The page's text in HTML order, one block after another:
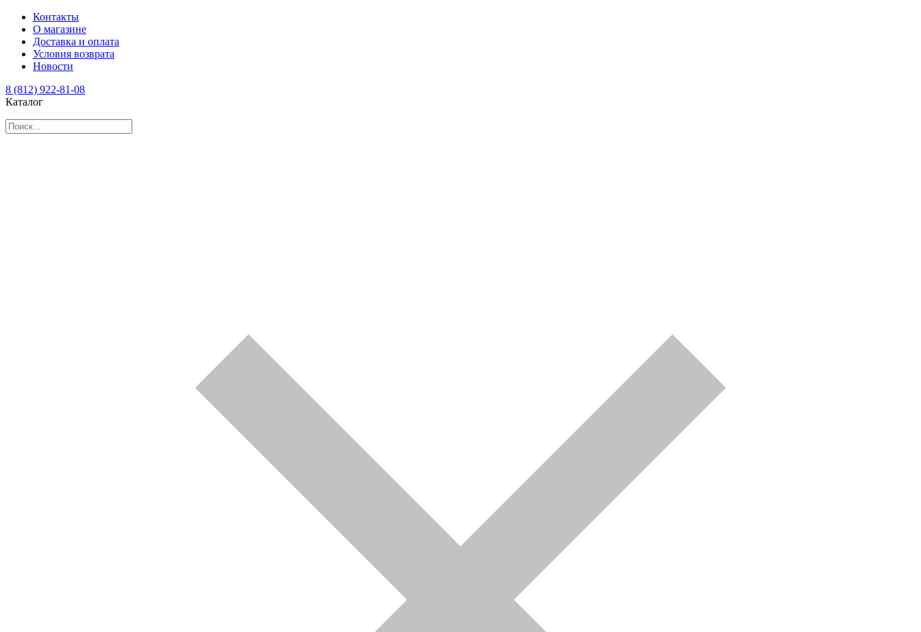
Контакты
О магазине
Доставка и оплата
Условия возврата
Новости
8 (812) 922-81-08
Каталог